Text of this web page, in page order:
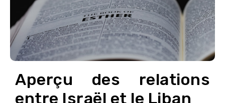
Aperçu des relations
entre Israël et le Liban